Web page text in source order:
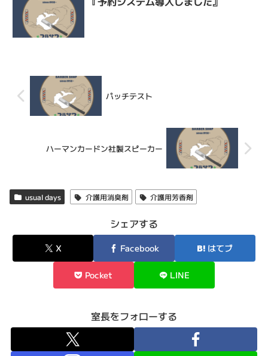
パッチテスト
ハーマンカードン社製スピーカー
usual days 介護用消臭剤 介護用芳香剤
シェアする
X Facebook はてブ
Pocket LINE
室長をフォローする